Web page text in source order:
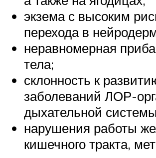
экзема с высоким
перехода в
неравномерная
тела;
склонность к
заболеваний ЛОР-
дыхательной
нарушения работы
кишечного тракта,